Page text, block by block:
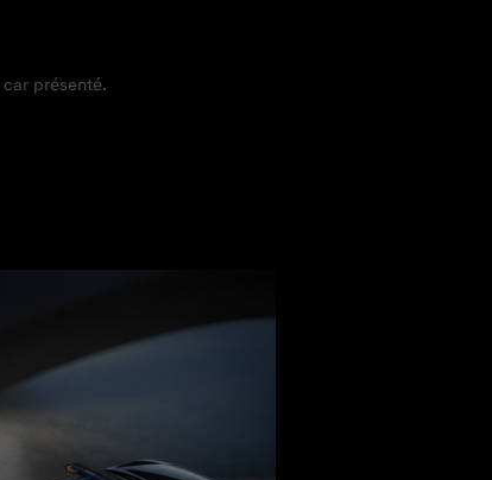
présenté.